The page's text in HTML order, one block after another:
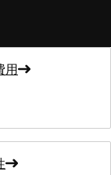
用